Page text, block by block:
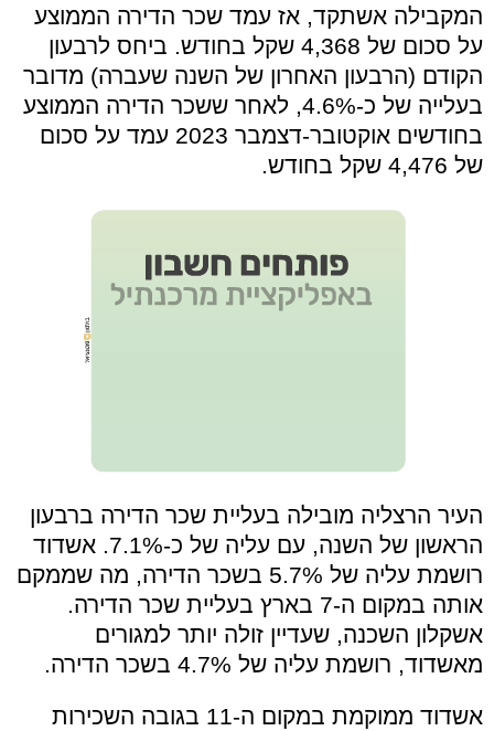
המקבילה אשתקד, אז עמד שכר הדירה הממוצע
על סכום של 4,368 שקל בחודש. ביחס לרבעון
הקודם (הרבעון האחרון של השנה שעברה) מדובר
בעלייה של כ-4.6%, לאחר ששכר הדירה הממוצע
בחודשים אוקטובר-דצמבר 2023 עמד על סכום
של 4,476 שקל בחודש.
העיר הרצליה מובילה בעליית שכר הדירה ברבעון
הראשון של השנה, עם עליה של כ-7.1%. אשדוד
רושמת עליה של 5.7% בשכר הדירה, מה שממקם
אותה במקום ה-7 בארץ בעליית שכר הדירה.
אשקלון השכנה, שעדיין זולה יותר למגורים
מאשדוד, רושמת עליה של 4.7% בשכר הדירה.
אשדוד ממוקמת במקום ה-11 בגובה השכירות